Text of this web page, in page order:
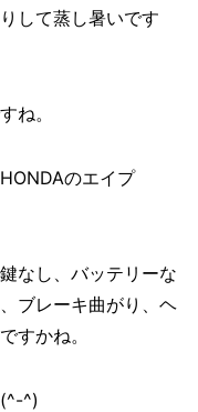
して蒸し暑いです
ね。
のエイプ
なし、バッテリーな
ブレーキ曲がり、ヘ
すかね。
^)